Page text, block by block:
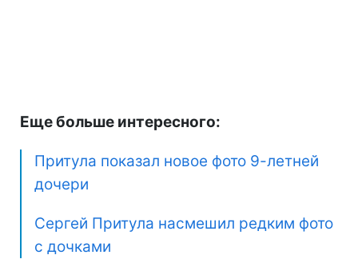
Еще больше интересного:
Притула показал новое фото 9-летней
дочери
Сергей Притула насмешил редким фото
с дочками